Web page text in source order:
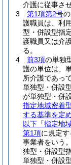
介護に従事さ
3
第1項第2号
護職員は、利
型・併設型指
護職員又は介
る。
4
前3項の単独
護の単位は、
所介護であっ
単独型・併設
が単独型・併
指定地域密着
する基準を定
以下「指定地
第1項に規定
事業者をいう
独型・併設型
単独型・併設